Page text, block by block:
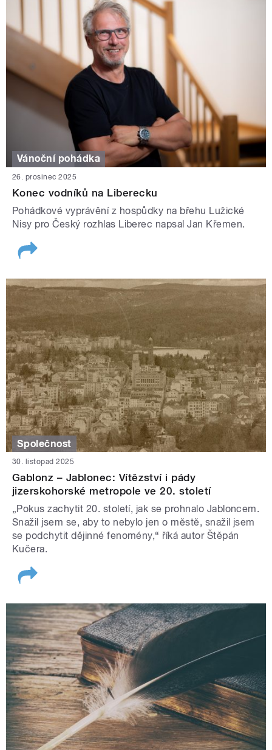
Vánoční pohádka
26. prosinec 2025
Konec vodníků na Liberecku
Pohádkové vyprávění z hospůdky na břehu Lužické
Nisy pro Český rozhlas Liberec napsal Jan Křemen.
Společnost
30. listopad 2025
Gablonz – Jablonec: Vítězství i pády
jizerskohorské metropole ve 20. století
„Pokus zachytit 20. století, jak se prohnalo Jabloncem.
Snažil jsem se, aby to nebylo jen o městě, snažil jsem
se podchytit dějinné fenomény,“ říká autor Štěpán
Kučera.